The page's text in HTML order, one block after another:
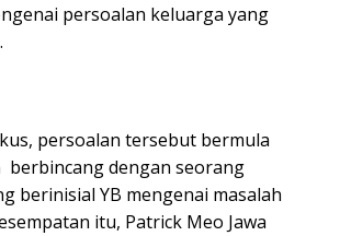
persoalan keluarga yang
persoalan tersebut bermula
dengan seorang
berinisial YB mengenai masalah
itu, Patrick Meo Jawa